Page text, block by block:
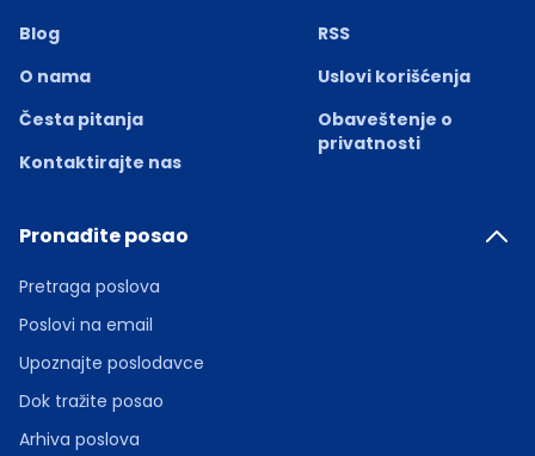
Blog
O nama
Česta pitanja
Kontaktirajte nas
RSS
Uslovi korišćenja
Obaveštenje o
privatnosti
Pronađite posao
Pretraga poslova
Poslovi na email
Upoznajte poslodavce
Dok tražite posao
Arhiva poslova